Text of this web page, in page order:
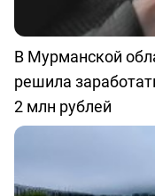
В Мурманской
решила
2 млн рублей